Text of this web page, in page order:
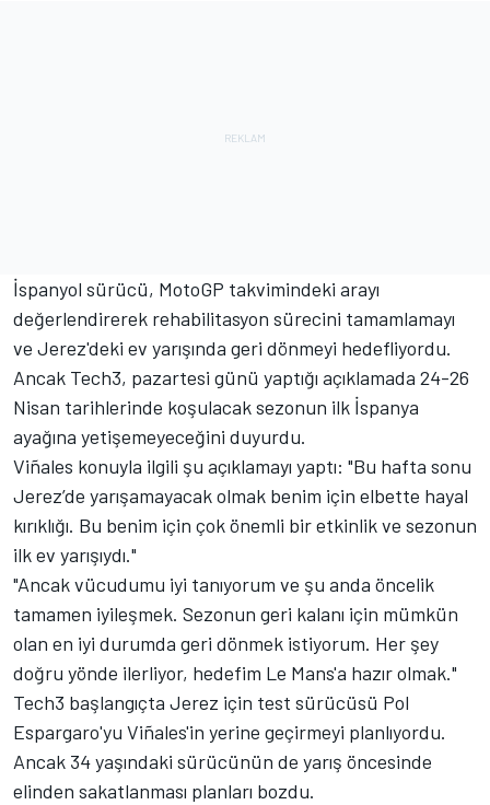
İspanyol sürücü, MotoGP takvimindeki arayı
değerlendirerek rehabilitasyon sürecini tamamlamayı
ve Jerez'deki ev yarışında geri dönmeyi hedefliyordu.
Ancak Tech3, pazartesi günü yaptığı açıklamada 24-26
Nisan tarihlerinde koşulacak sezonun ilk İspanya
ayağına yetişemeyeceğini duyurdu.
Viñales konuyla ilgili şu açıklamayı yaptı: "Bu hafta sonu
Jerez’de yarışamayacak olmak benim için elbette hayal
kırıklığı. Bu benim için çok önemli bir etkinlik ve sezonun
ilk ev yarışıydı."
"Ancak vücudumu iyi tanıyorum ve şu anda öncelik
tamamen iyileşmek. Sezonun geri kalanı için mümkün
olan en iyi durumda geri dönmek istiyorum. Her şey
doğru yönde ilerliyor, hedefim Le Mans'a hazır olmak."
Tech3 başlangıçta Jerez için test sürücüsü Pol
Espargaro'yu Viñales'in yerine geçirmeyi planlıyordu.
Ancak 34 yaşındaki sürücünün de yarış öncesinde
elinden sakatlanması planları bozdu.